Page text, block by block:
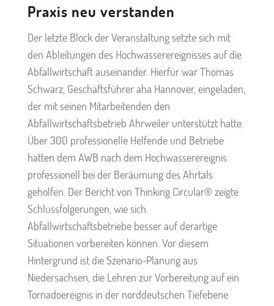
Praxis neu verstanden
Der letzte Block der Veranstaltung setzte sich mit
den Ableitungen des Hochwasserereignisses auf die
Abfallwirtschaft auseinander. Hierfür war Thomas
Schwarz, Geschäftsführer aha Hannover, eingeladen,
der mit seinen Mitarbeitenden den
Abfallwirtschaftsbetrieb Ahrweiler unterstützt hatte.
Über 300 professionelle Helfende und Betriebe
hatten dem AWB nach dem Hochwasserereignis
professionell bei der Beräumung des Ahrtals
geholfen. Der Bericht von Thinking Circular® zeigte
Schlussfolgerungen, wie sich
Abfallwirtschaftsbetriebe besser auf derartige
Situationen vorbereiten können. Vor diesem
Hintergrund ist die Szenario-Planung aus
Niedersachsen, die Lehren zur Vorbereitung auf ein
Tornadoereignis in der norddeutschen Tiefebene